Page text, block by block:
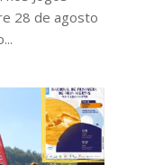
28 de agosto